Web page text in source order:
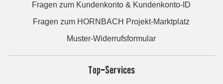
Fragen zum Kundenkonto & Kundenkonto-ID
Fragen zum HORNBACH Projekt-Marktplatz
Muster-Widerrufsformular
Top-Services